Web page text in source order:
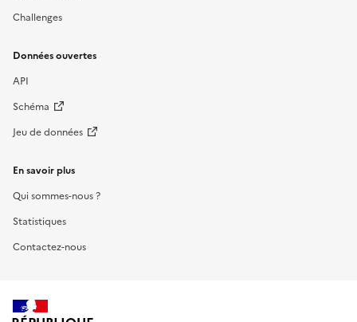
Challenges
Données ouvertes
API
Schéma
Jeu de données
En savoir plus
Qui sommes-nous ?
Statistiques
Contactez-nous